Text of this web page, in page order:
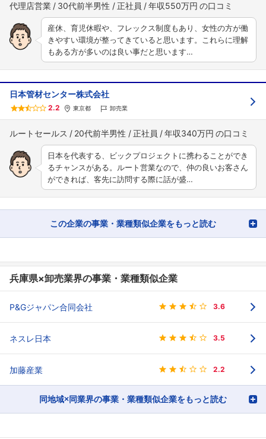
代理店営業 30代前半男性 正社員 年収550万円
産休、育児休暇や、フレックス制度もあり、女性の方が働
きやすい環境が整ってきていると思います。これらに理解
もある方が多いのは良い事だと思います…
日本管材センター株式会社
2.2 東京都 卸売業
ルートセールス 20代前半男性 正社員 年収340万円
日本を代表する、ビックプロジェクトに携わることができ
るチャンスがある。ルート営業なので、仲の良いお客さん
ができれば、客先に訪問する際に話が盛…
この企業の事業・業種類似企業をもっと読む
兵庫県×卸売業界の事業・業種類似企業
P&Gジャパン合同会社 3.6
ネスレ日本 3.5
加藤産業 2.2
同地域×同業界の事業・業種類似企業をもっと読む